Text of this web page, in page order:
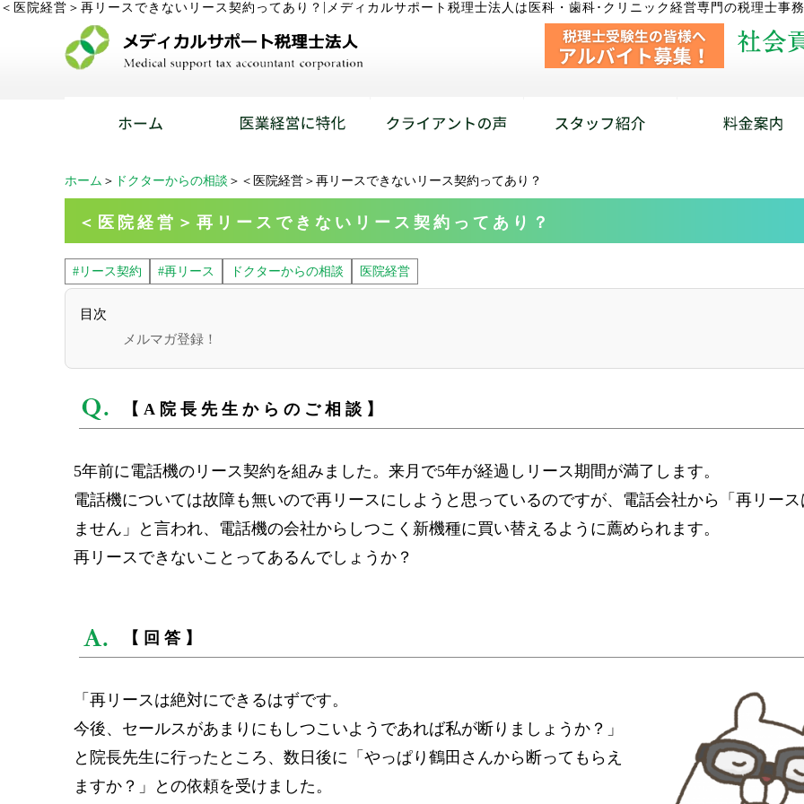
＜医院経営＞再リースできないリース契約ってあり？ メディカルサポート税理士法人は医科・歯科･クリニック経営専門の税理士事
ホーム ＞ ドクターからの相談 ＞＜医院経営＞再リースできないリース契約ってあり？
＜医院経営＞再リースできないリース契約ってあり？
#リース契約 #再リース ドクターからの相談 医院経営
目次
メルマガ登録！
【A院長先生からのご相談】
5年前に電話機のリース契約を組みました。来月で5年が経過しリース期間が満了します。
電話機については故障も無いので再リースにしようと思っているのですが、電話会社から「再リー
ません」と言われ、電話機の会社からしつこく新機種に買い替えるように薦められます。
再リースできないことってあるんでしょうか？
【回答】
「再リースは絶対にできるはずです。
今後、セールスがあまりにもしつこいようであれば私が断りましょうか？」
と院長先生に行ったところ、数日後に「やっぱり鶴田さんから断ってもらえ
ますか？」との依頼を受けました。